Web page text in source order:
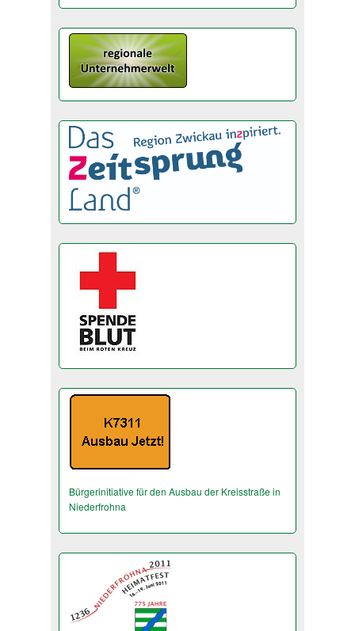
Bürgerinitiative für den Ausbau der Kreisstraße in
Niederfrohna